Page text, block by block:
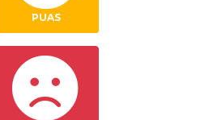
PUAS